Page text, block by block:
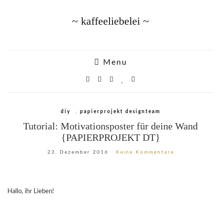
~ kaffeeliebelei ~
Menu
diy , papierprojekt designteam
Tutorial: Motivationsposter für deine Wand
{PAPIERPROJEKT DT}
23. Dezember 2016 Keine Kommentare
Hallo, ihr Lieben!